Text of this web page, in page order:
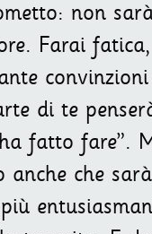
non
Farai
di te
fatto fare”.
anche che